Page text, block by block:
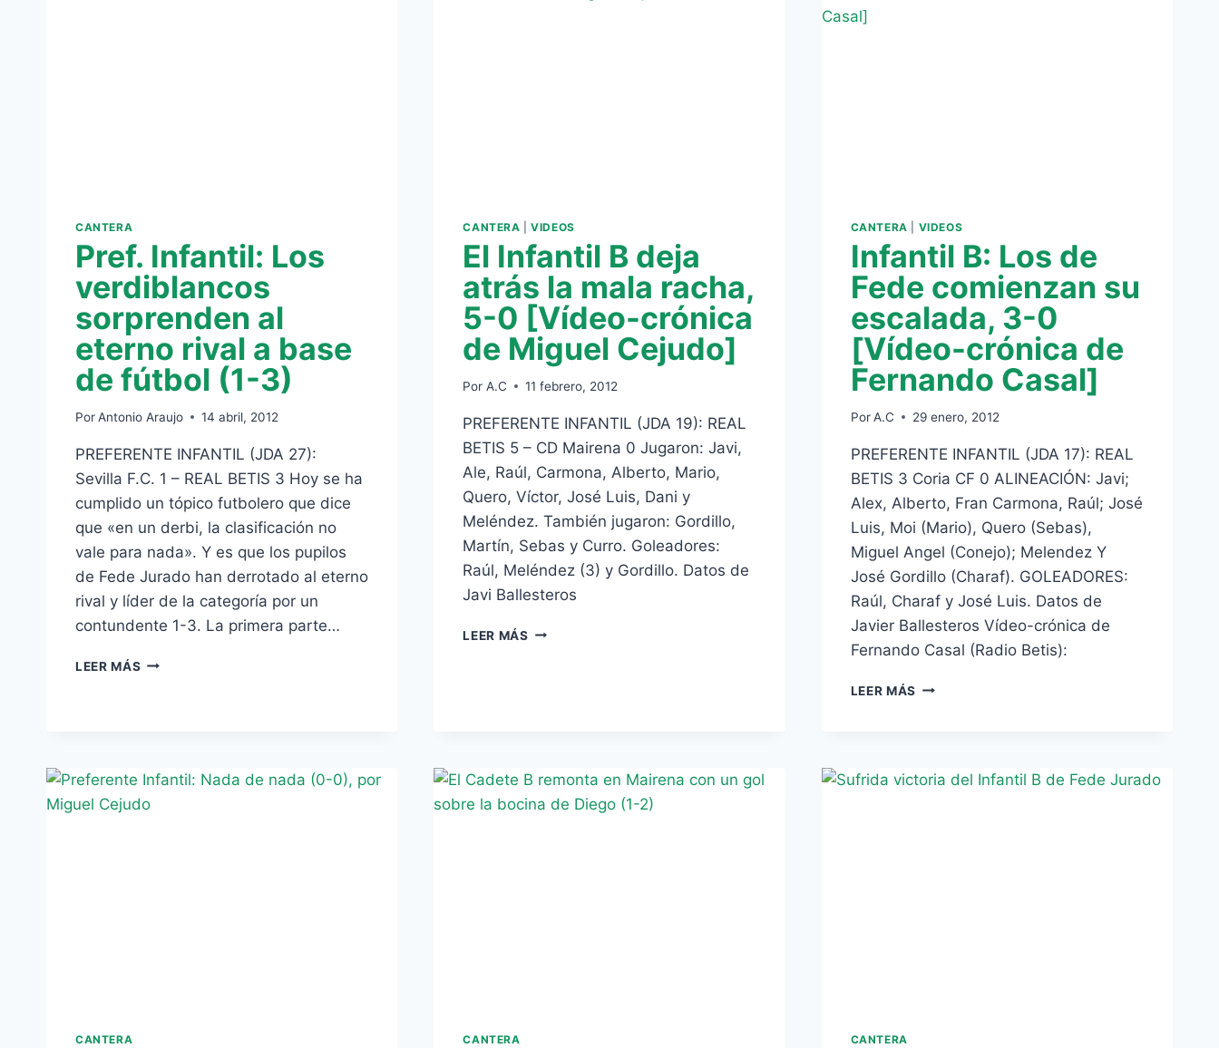
CANTERA
Pref. Infantil: Los
verdiblancos
sorprenden al
eterno rival a base
de fútbol (1-3)
PorAntonio Araujo 14 abril, 2012
PREFERENTE INFANTIL (JDA 27):
Sevilla F.C. 1 – REAL BETIS 3 Hoy se ha
cumplido un tópico futbolero que dice
que «en un derbi, la clasificación no
vale para nada». Y es que los pupilos
de Fede Jurado han derrotado al eterno
rival y líder de la categoría por un
contundente 1-3. La primera parte…
LEER MÁS PREF.
ETERNO
A
CANTERA |VIDEOS
El Infantil B deja
atrás la mala racha,
5-0 [Vídeo-crónica
de Miguel Cejudo]
Por A.C 11 febrero, 2012
PREFERENTE INFANTIL (JDA 19): REAL
BETIS 5 – CD Mairena 0 Jugaron: Javi,
Ale, Raúl, Carmona, Alberto, Mario,
Quero, Víctor, José Luis, Dani y
Meléndez. También jugaron: Gordillo,
Martín, Sebas y Curro. Goleadores:
Raúl, Meléndez (3) y Gordillo. Datos de
Javi Ballesteros
LEER MÁS EL
5-
0
CANTERA VIDEOS
Infantil B: Los de
Fede comienzan su
escalada, 3-0
[Vídeo-crónica de
Fernando Casal]
Por A.C 29 enero, 2012
PREFERENTE INFANTIL (JDA 17): REAL
BETIS 3 Coria CF 0 ALINEACIÓN: Javi;
Alex, Alberto, Fran Carmona, Raúl; José
Luis, Moi (Mario), Quero (Sebas),
Miguel Angel (Conejo); Melendez Y
José Gordillo (Charaf). GOLEADORES:
Raúl, Charaf y José Luis. Datos de
Javier Ballesteros Vídeo-crónica de
Fernando Casal (Radio Betis):
LEER MÁS INFANTIL
COMIENZAN
CANTERA CANTERA CANTERA